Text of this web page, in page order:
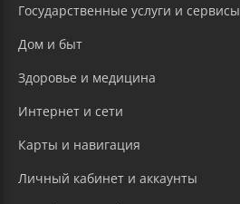
Государственные услуги и сервисы
Дом и быт
Здоровье и медицина
Интернет и сети
Карты и навигация
Личный кабинет и аккаунты